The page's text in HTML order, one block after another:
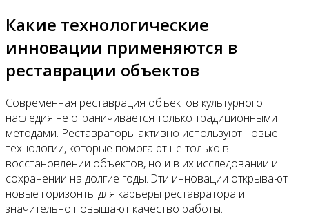
Какие технологические
инновации применяются в
реставрации объектов
Современная реставрация объектов культурного
наследия не ограничивается только традиционными
методами. Реставраторы активно используют новые
технологии, которые помогают не только в
восстановлении объектов, но и в их исследовании и
сохранении на долгие годы. Эти инновации открывают
новые горизонты для карьеры реставратора и
значительно повышают качество работы.